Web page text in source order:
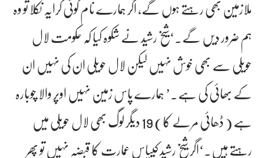
ملازمین بھی رہتے ہوں گے، اگر ہمارے نام کوئی کرایہ نکلا تو وہ
ہم ضرور دیں گے۔‘شیخ رشید نے شکوہ کیا کہ حکومت لال
حویلی سے بھی خوش نہیں لیکن لال حویلی ان کی نہیں ان
کے بھائی کی ہے۔’ ہمارے پاس زمین نہیں اوپر والا چوبارہ
ہے ( ڈھائی مرلے کا) 19 دیگر لوگ بھی لال حویلی میں
رہتے ہیں۔‘اگر شیخ رشید کیپاس عمارت کا قبضہ نہیں تو پھر